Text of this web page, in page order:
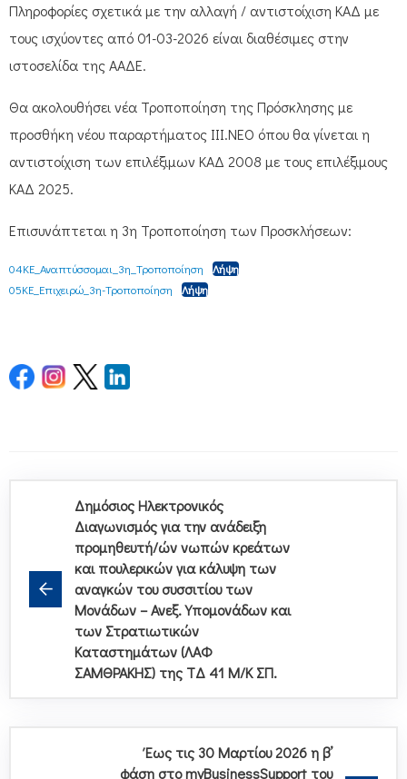
Πληροφορίες σχετικά με την αλλαγή / αντιστοίχιση ΚΑΔ με
τους ισχύοντες από 01-03-2026 είναι διαθέσιμες στην
ιστοσελίδα της ΑΑΔΕ.
Θα ακολουθήσει νέα Τροποποίηση της Πρόσκλησης με
προσθήκη νέου παραρτήματος ΙΙΙ.ΝΕΟ όπου θα γίνεται η
αντιστοίχιση των επιλέξιμων ΚΑΔ 2008 με τους επιλέξιμους
ΚΑΔ 2025.
Επισυνάπτεται η 3η Τροποποίηση των Προσκλήσεων:
04ΚΕ_Αναπτύσσομαι_3η_Τροποποίηση
Λήψη
05ΚΕ_Επιχειρώ_3η-Τροποποίηση
Λήψη
Δημόσιος Ηλεκτρονικός
Διαγωνισμός για την ανάδειξη
προμηθευτή/ών νωπών κρεάτων
και πουλερικών για κάλυψη των
αναγκών του συσσιτίου των
Μονάδων – Ανεξ. Υπομονάδων και
των Στρατιωτικών
Καταστημάτων (ΛΑΦ
ΣΑΜΘΡΑΚΗΣ) της ΤΔ 41 Μ/Κ ΣΠ.
Έως τις 30 Μαρτίου 2026 η β’
φάση στο myBusinessSupport του